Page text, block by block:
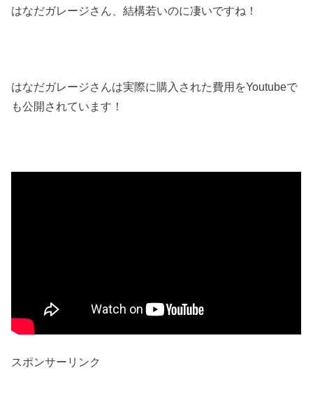
はなだガレージさん、結構若いのに凄いですね！
はなだガレージさんは実際に購入された費用をYoutubeで
も公開されています！
スポンサーリンク